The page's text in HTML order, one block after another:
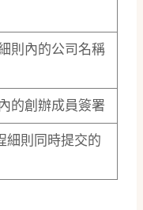
則內的公司名稱
的創辦成員簽署
細則同時提交的